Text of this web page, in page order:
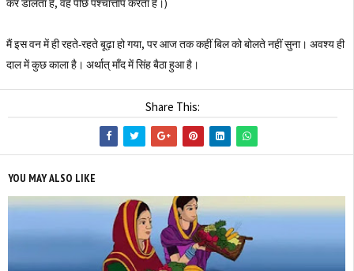
कर डालता है, वह पीछे पश्चात्ताप करता है।)
मैं इस वन में ही रहते-रहते बूढ़ा हो गया, पर आज तक कहीं बिल को बोलते नहीं सुना। अवश्य ही
दाल में कुछ काला है। अर्थात् माँद में सिंह बैठा हुआ है।
Share This:
YOU MAY ALSO LIKE